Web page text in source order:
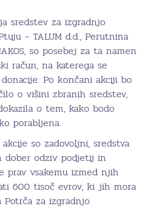
sredstev za izgradnjo
– TALUM d.d., Perutnina
so posebej za ta namen
račun, na katerega se
Po končani akciji bo
o višini zbranih sredstev,
o tem, kako bodo
porabljena.
so zadovoljni, sredstva
dober odziv podjetij in
prav vsakemu izmed njih
600 tisoč evrov, ki jih mora
Potrča za izgradnjo